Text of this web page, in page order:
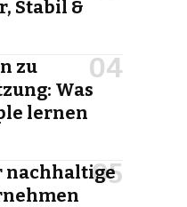
Stabil &
zu
Was
lernen
nachhaltige